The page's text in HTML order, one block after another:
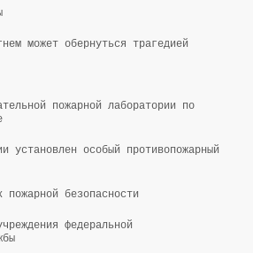
может обернуться трагедией
пожарной лаборатории по
установлен особый противопожарный
пожарной безопасности
федеральной